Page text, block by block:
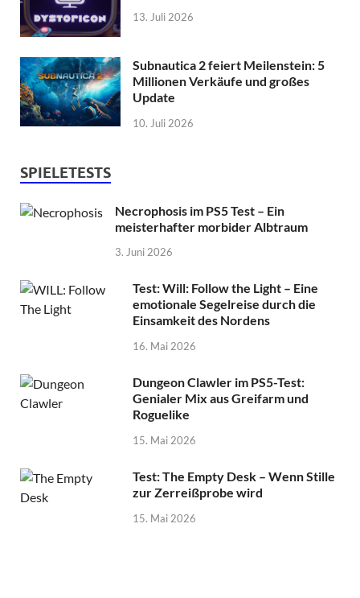
13. Juli 2026
Subnautica 2 feiert Meilenstein: 5
Millionen Verkäufe und großes
Update
10. Juli 2026
SPIELETESTS
Necrophosis im PS5 Test – Ein
meisterhafter morbider Albtraum
3. Juni 2026
Test: Will: Follow the Light – Eine
emotionale Segelreise durch die
Einsamkeit des Nordens
16. Mai 2026
Dungeon Clawler im PS5-Test:
Genialer Mix aus Greifarm und
Roguelike
15. Mai 2026
Test: The Empty Desk – Wenn Stille
zur Zerreißprobe wird
15. Mai 2026